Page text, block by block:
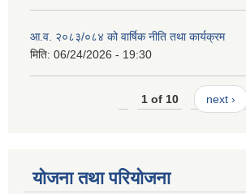
आ.व. २०८३/०८४ को वार्षिक नीति तथा कार्यक्रम
मिति: 06/24/2026 - 19:30
1 of 10 next ›
योजना तथा परियोजना